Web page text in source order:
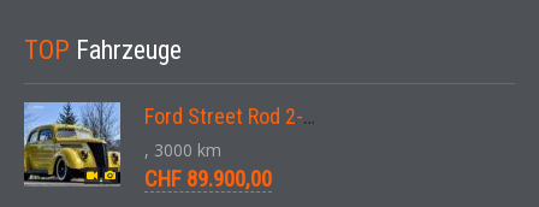
TOP Fahrzeuge
Ford Street Rod 2-Door V8 Aut. 1937
, 3000 km
CHF 89.900,00